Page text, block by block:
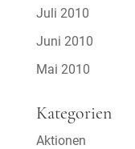
Juli 2010
Juni 2010
Mai 2010
Kategorien
Aktionen